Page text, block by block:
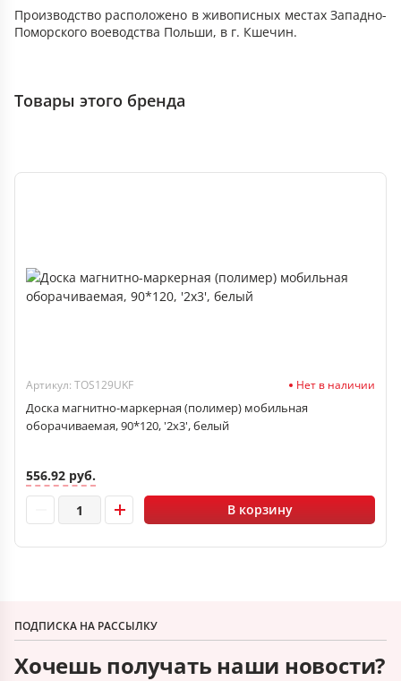
Производство расположено в живописных местах Западно-
Поморского воеводства Польши, в г. Кшечин.
Товары этого бренда
Артикул: TOS129UKF Нет в наличии
Доска магнитно-маркерная (полимер) мобильная
оборачиваемая, 90*120, '2x3', белый
556.92 руб.
В корзину
ПОДПИСКА НА РАССЫЛКУ
Хочешь получать наши новости?